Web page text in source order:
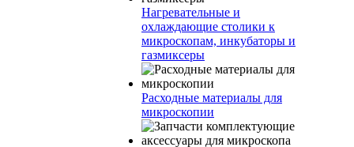
Нагревательные и
охлаждающие столики к
микроскопам, инкубаторы и
газмиксеры
Расходные материалы для
микроскопии